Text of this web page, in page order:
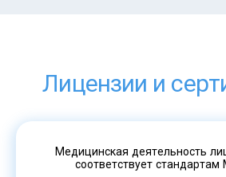
Лицензии и
Медицинская деятельность
соответствует